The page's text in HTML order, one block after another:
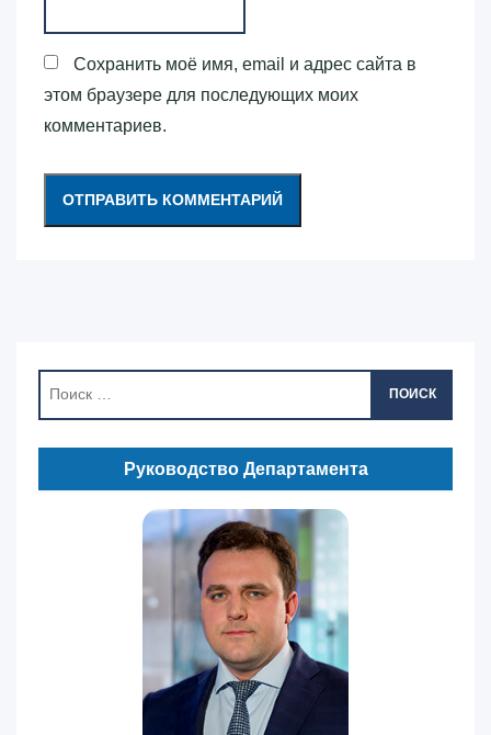
Сохранить моё имя, email и адрес сайта в
этом браузере для последующих моих
комментариев.
ПОИСК
Руководство Департамента